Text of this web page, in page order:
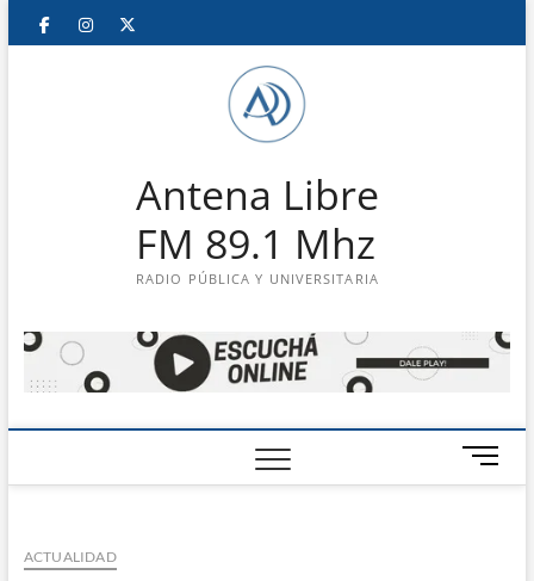
Saltar
FacebookInstagram
Antena Libre
FM 89.1 Mhz
RADIO PÚBLICA Y UNIVERSITARIA
B
o
ACTUALIDAD